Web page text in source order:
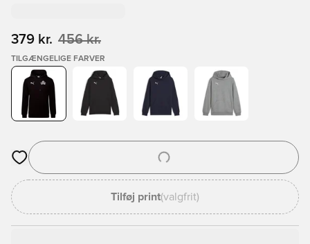
379 kr. 456 kr.
TILGÆNGELIGE FARVER
Åbner en Modal til at logge ind eller tilmelde dig som medlem
Tilføj print(valgfrit)